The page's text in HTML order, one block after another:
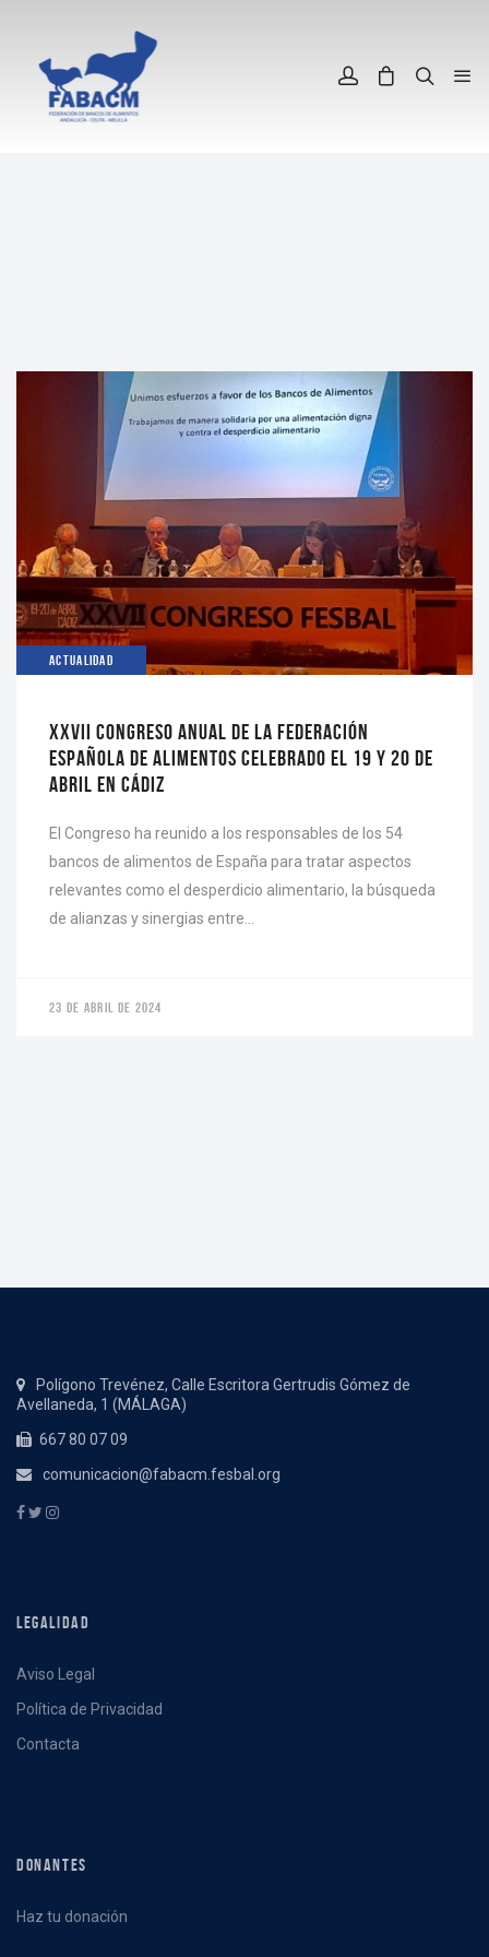
ACTUALIDAD
XXVII CONGRESO ANUAL DE LA FEDERACIÓN
ESPAÑOLA DE ALIMENTOS CELEBRADO EL 19 Y 20 DE
ABRIL EN CÁDIZ
El Congreso ha reunido a los responsables de los 54
bancos de alimentos de España para tratar aspectos
relevantes como el desperdicio alimentario, la búsqueda
de alianzas y sinergias entre…
23 DE ABRIL DE 2024
Polígono Trevénez, Calle Escritora Gertrudis Gómez de
Avellaneda, 1 (MÁLAGA)
667 80 07 09
comunicacion@fabacm.fesbal.org
LEGALIDAD
Aviso Legal
Política de Privacidad
Contacta
DONANTES
Haz tu donación